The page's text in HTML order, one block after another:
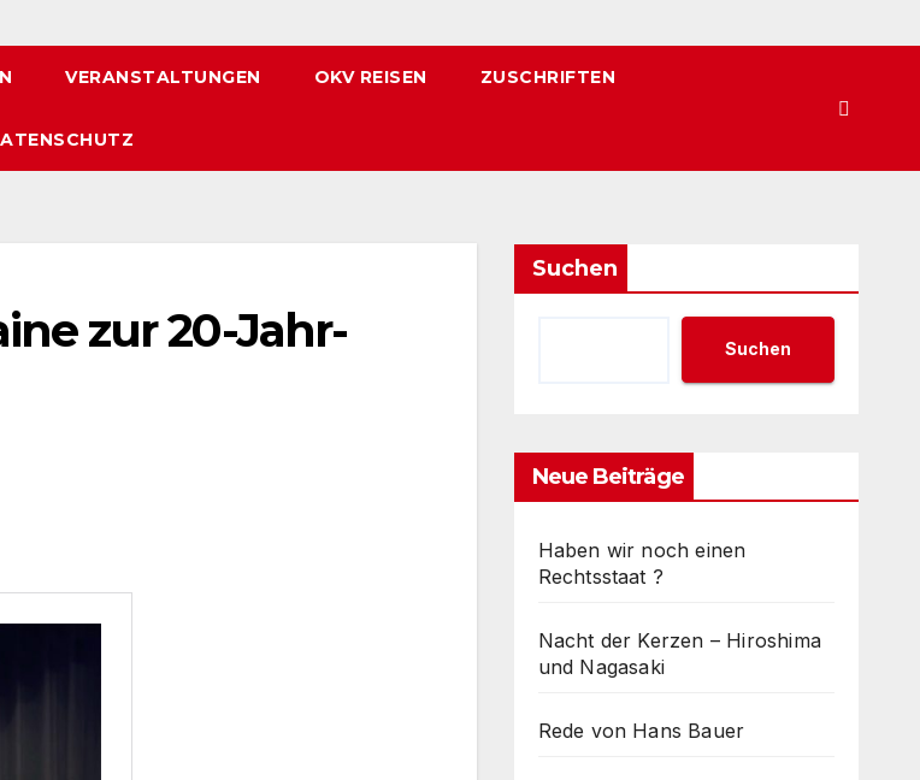
VERANSTALTUNGEN OKV REISEN ZUSCHRIFTEN
zur 20-Jahr-
Suchen
Suchen
Neue Beiträge
Haben wir noch einen
Rechtsstaat ?
Nacht der Kerzen – Hiroshima
und Nagasaki
Rede von Hans Bauer